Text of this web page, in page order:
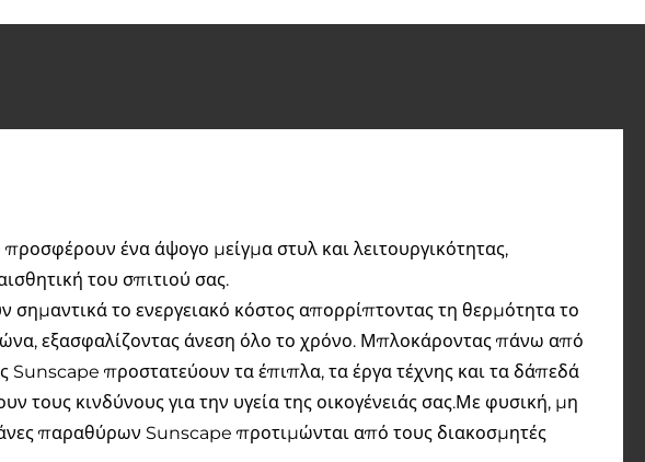
ένα άψογο μείγμα στυλ και λειτουργικότητας,
του σπιτιού σας.
το ενεργειακό κόστος απορρίπτοντας τη θερμότητα το
εξασφαλίζοντας άνεση όλο το χρόνο. Μπλοκάροντας πάνω από
Sunscape προστατεύουν τα έπιπλα, τα έργα τέχνης και τα δάπεδά
κινδύνους για την υγεία της οικογένειάς σας.Με φυσική, μη
παραθύρων Sunscape προτιμώνται από τους διακοσμητές